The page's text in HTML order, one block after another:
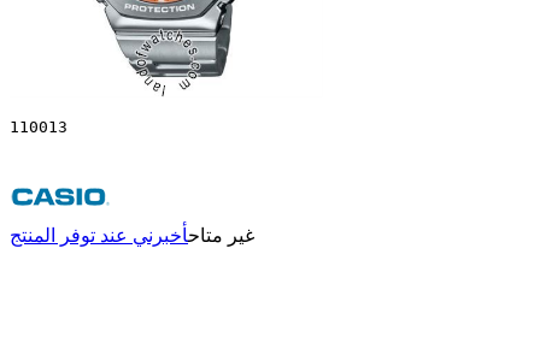
110013
غير متاحأخبرني عند توفر المنتج